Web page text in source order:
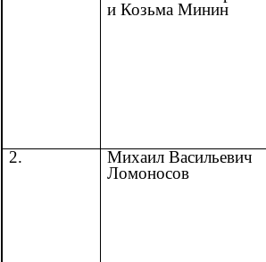
и Козьма Минин
2.
Михаил Васильевич
Ломоносов